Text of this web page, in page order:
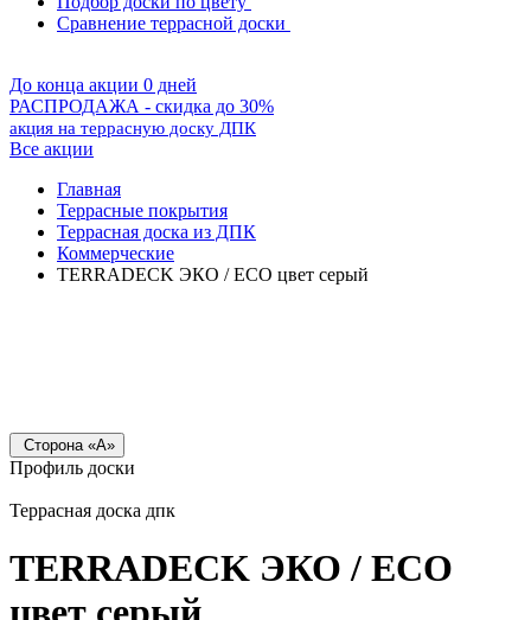
Сравнение террасной доски
До конца акции 0 дней
РАСПРОДАЖА - скидка до 30%
акция на террасную доску ДПК
Все акции
Главная
Террасные покрытия
Террасная доска из ДПК
Коммерческие
TERRADECK ЭКО / ECO цвет серый
Сторона «А»
Профиль доски
Террасная доска дпк
TERRADECK ЭКО / ECO